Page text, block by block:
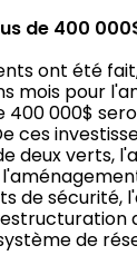
de 400
ont été
mois pour
400 000$
ces
deux verts,
de sécurité,
de